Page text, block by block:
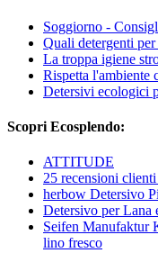
Soggiorno -
Quali detergenti
La troppa igiene
Rispetta l'ambiente
Detersivi ecologici
Scopri Ecosplendo:
ATTITUDE
25 recensioni
herbow Detersivo
Detersivo per Lana
Seifen Manufaktur
lino fresco